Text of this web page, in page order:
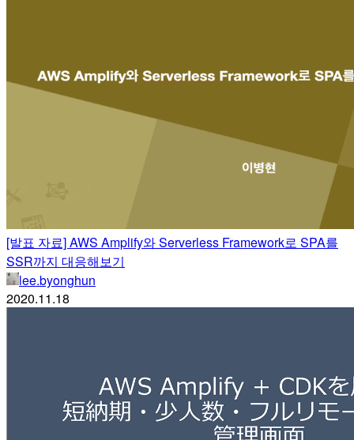
[발표 자료] AWS Amplify와 Serverless Framework로 SPA를
SSR까지 대응해보기
lee.byonghun
2020.11.18